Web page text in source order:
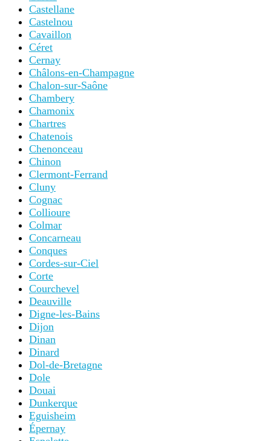
Castellane
Castelnou
Cavaillon
Céret
Cernay
Châlons-en-Champagne
Chalon-sur-Saône
Chambery
Chamonix
Chartres
Chatenois
Chenonceau
Chinon
Clermont-Ferrand
Cluny
Cognac
Collioure
Colmar
Concarneau
Conques
Cordes-sur-Ciel
Corte
Courchevel
Deauville
Digne-les-Bains
Dijon
Dinan
Dinard
Dol-de-Bretagne
Dole
Douai
Dunkerque
Eguisheim
Épernay